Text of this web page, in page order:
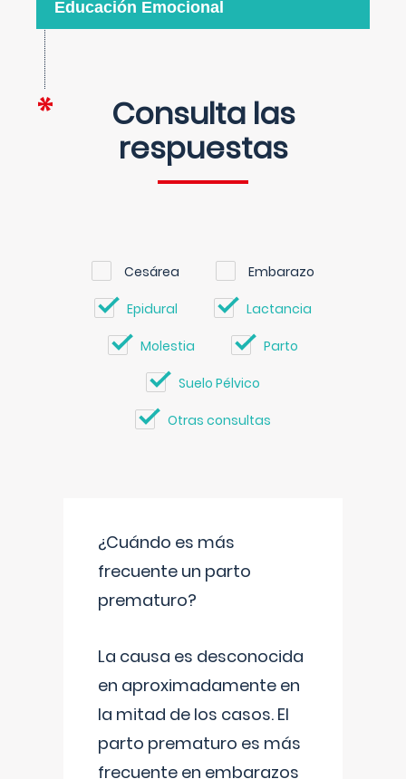
Educación Emocional
Consulta las
respuestas
Cesárea Embarazo
Epidural Lactancia
Molestia Parto
Suelo Pélvico
Otras consultas
¿Cuándo es más
frecuente un parto
prematuro?
La causa es desconocida
en aproximadamente en
la mitad de los casos. El
parto prematuro es más
frecuente en embarazos